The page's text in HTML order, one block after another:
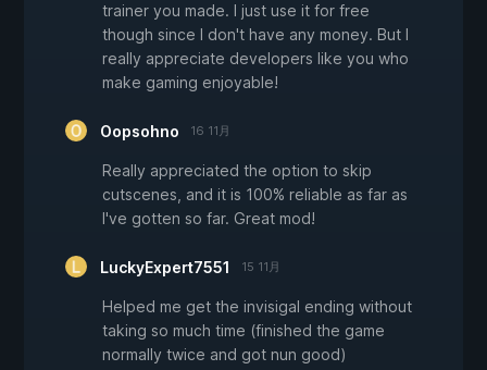
trainer you made. I just use it for free
though since I don't have any money. But I
really appreciate developers like you who
make gaming enjoyable!
Oopsohno 16 11月
Really appreciated the option to skip
cutscenes, and it is 100% reliable as far as
I've gotten so far. Great mod!
LuckyExpert7551 15 11月
Helped me get the invisigal ending without
taking so much time (finished the game
normally twice and got nun good)